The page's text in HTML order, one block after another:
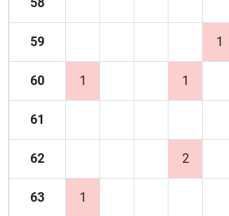
59 1
60 1 1
61
62 2
63 1